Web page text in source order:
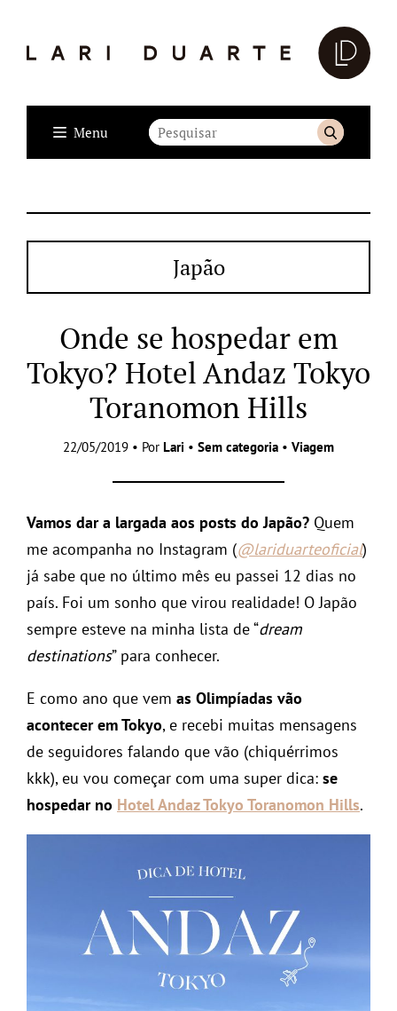
Menu
Japão
Onde se hospedar em
Tokyo? Hotel Andaz Tokyo
Toranomon Hills
22/05/2019 • Por Lari • Sem categoria • Viagem
Vamos dar a largada aos posts do Japão? Quem
me acompanha no Instagram (@lariduarteoficial)
já sabe que no último mês eu passei 12 dias no
país. Foi um sonho que virou realidade! O Japão
sempre esteve na minha lista de “dream
destinations” para conhecer.
E como ano que vem as Olimpíadas vão
acontecer em Tokyo, e recebi muitas mensagens
de seguidores falando que vão (chiquérrimos
kkk), eu vou começar com uma super dica: se
hospedar no Hotel Andaz Tokyo Toranomon Hills.